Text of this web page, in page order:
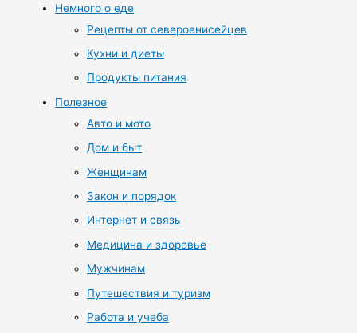
Немного о еде
Рецепты от североенисейцев
Кухни и диеты
Продукты питания
Полезное
Авто и мото
Дом и быт
Женщинам
Закон и порядок
Интернет и связь
Медицина и здоровье
Мужчинам
Путешествия и туризм
Работа и учеба